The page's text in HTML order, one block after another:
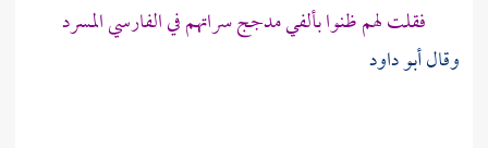
فقلت لهم ظنوا بألفي مدجج سراتهم في الفارسي المسرد
وقالأبو داود